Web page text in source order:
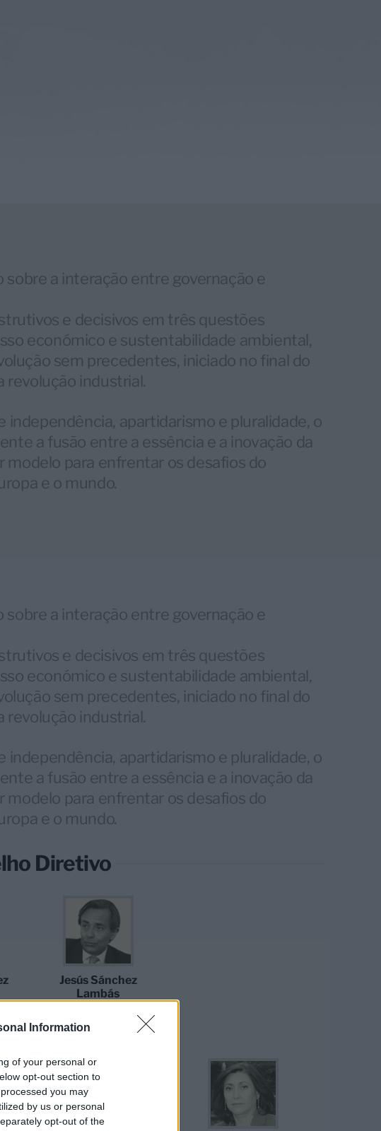
Information
of your personal or
opt-out section to
you may
by us or personal
opt-out of the
a interação entre governação e
e decisivos em três questões
económico e sustentabilidade ambiental,
sem precedentes, iniciado no final do
revolução industrial.
independência, apartidarismo e pluralidade, o
a fusão entre a essência e a inovação da
modelo para enfrentar os desafios do
e o mundo.
a interação entre governação e
e decisivos em três questões
económico e sustentabilidade ambiental,
sem precedentes, iniciado no final do
revolução industrial.
independência, apartidarismo e pluralidade, o
a fusão entre a essência e a inovação da
modelo para enfrentar os desafios do
e o mundo.
Diretivo
Jesús Sánchez
Lambás
Executivo